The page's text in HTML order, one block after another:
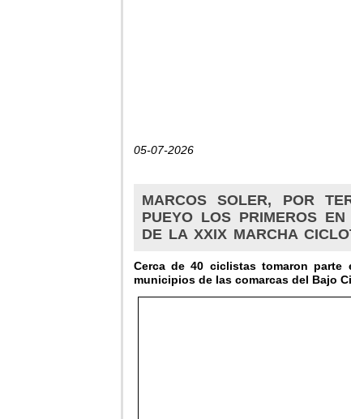
05-07-2026
MARCOS SOLER, POR
PUEYO LOS PRIMEROS
DE LA XXIX MARCHA
Cerca de 40 ciclistas tomaron
municipios de las comarcas del Bajo